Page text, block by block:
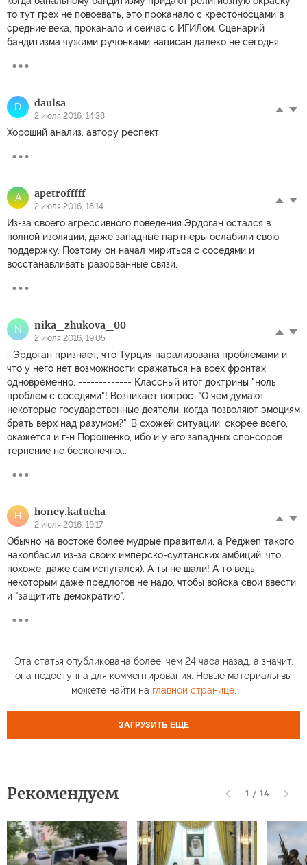
то тут грех не повоевать, это проканало с крестоносцами в
средние века, проканало и сейчас с ИГИЛом. Сценарий
бандитизма чужими ручонками написан далеко не сегодня.
D daulsa
2 июля 2016, 14:38
Хороший анализ. автору респект
A apetrofffff
2 июля 2016, 18:14
Из-за своего агрессивного поведения Эрдоган остался в
полной изоляции, даже западные партнеры ослабили свою
поддержку. Поэтому он начал мириться с соседями и
восстанавливать разорванные связи.
N nika_zhukova_00
2 июля 2016, 19:05
...Эрдоган признает, что Турция парализована проблемами и
что у него нет возможности сражаться на всех фронтах
одновременно. ------------- Классный итог доктрины "ноль
проблем с соседями"! Возникает вопрос: "О чем думают
некоторые государственные деятели, когда позволяют эмоциям
брать верх над разумом?". В схожей ситуации, скорее всего,
окажется и г-н Порошенко, ибо и у его западных спонсоров
терпение не бесконечно...
H honey.katucha
2 июля 2016, 19:17
Обычно на востоке более мудрые правители, а Реджеп такого
наколбасил из-за своих имперско-султанских амбиций, что
похоже, даже сам испугался). А ты не шали! А то ведь
некоторым даже предлогов не надо, чтобы войска свои ввести
и "защитить демократию".
Эта статья опубликована более, чем 24 часа назад, а значит,
она недоступна для комментирования. Новые материалы вы
можете найти на главной странице.
ЗАГРУЗИТЬ ЕЩЕ
Рекомендуем 1 / 14